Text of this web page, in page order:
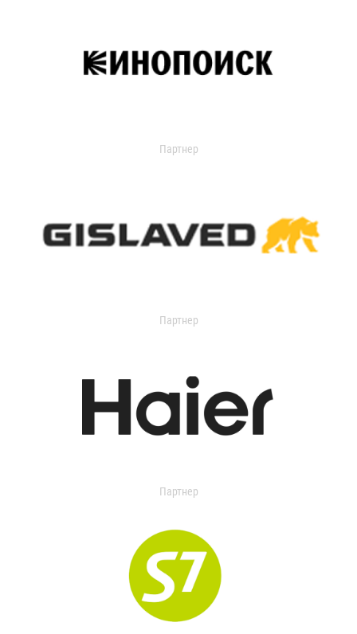
Партнер
Партнер
Партнер